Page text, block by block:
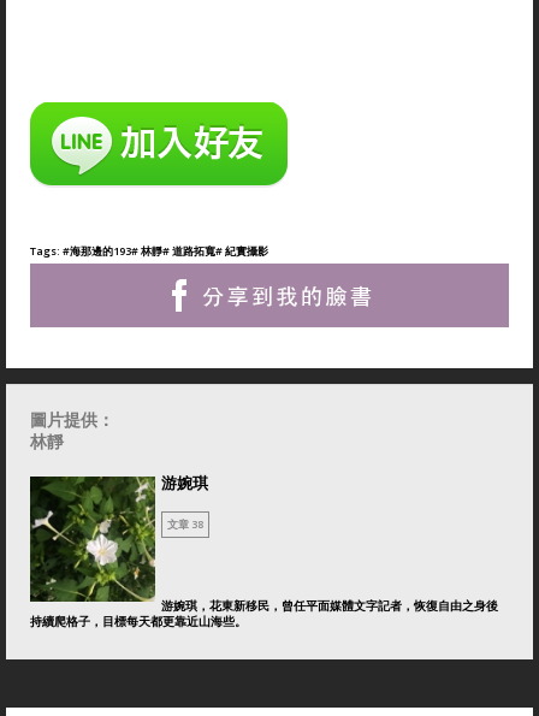
Tags: #海那邊的193# 林靜# 道路拓寬# 紀實攝影
圖片提供：
林靜
游婉琪
文章 38
游婉琪，花東新移民，曾任平面媒體文字記者，恢復自由之身後
持續爬格子，目標每天都更靠近山海些。